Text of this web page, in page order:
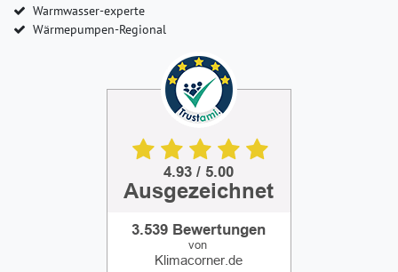
Warmwasser-experte
Wärmepumpen-Regional